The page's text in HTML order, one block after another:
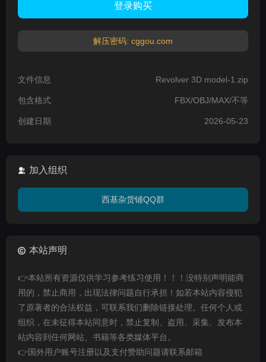
登录购买
解压密码: cggou.com
文件信息 Revolver 3D model-1.zip
包含格式 FBX/OBJ/MAX/不等
创建日期 2026-05-23
加入组织
西基杂货铺QQ群
本站声明
👉本站所有资源仅供学习参考练习使用！！！没特别声明能商
用的，禁止商用，出现法律问题自行承担！如若本站内容侵犯
了原著者的合法权益，可联系我们删除链接处理。任何个人或
组织，在未征得本站同意时，禁止复制、盗用、采集、发布本
站内容到任何网站、书籍等各类媒体平台。
👉国外用户账号注册以及支付赞助问题请联系邮箱